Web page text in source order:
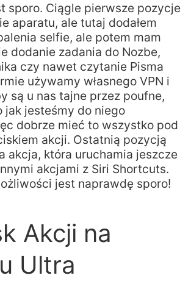
sporo. Ciągle pierwsze pozycje
aparatu, ale tutaj dodałem
selfie, ale potem mam
dodanie zadania do Nozbe,
czy nawet czytanie Pisma
używamy własnego VPN i
są u nas tajne przez poufne,
jak jesteśmy do niego
dobrze mieć to wszystko pod
akcji. Ostatnią pozycją
akcja, która uruchamia jeszcze
akcjami z Siri Shortcuts.
jest naprawdę sporo!
Akcji na
Ultra